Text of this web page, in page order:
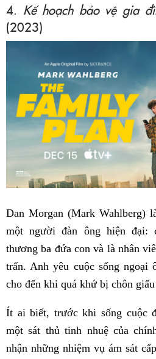
4. Kế hoạch bảo vệ gia
(2023)
Dan Morgan (Mark Wahlberg)
một người đàn ông hiện đại:
thương ba đứa con và là nhân
trấn. Anh yêu cuộc sống ngoại
cho đến khi quá khứ bị chôn
Ít ai biết, trước khi sống cuộc
một sát thủ tinh nhuệ của
nhận những nhiệm vụ ám sát